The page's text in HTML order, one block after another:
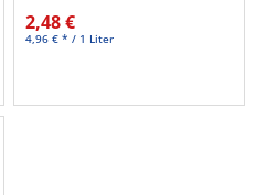
Frische 500ml
2,48 €
4,96 € * / 1 Liter